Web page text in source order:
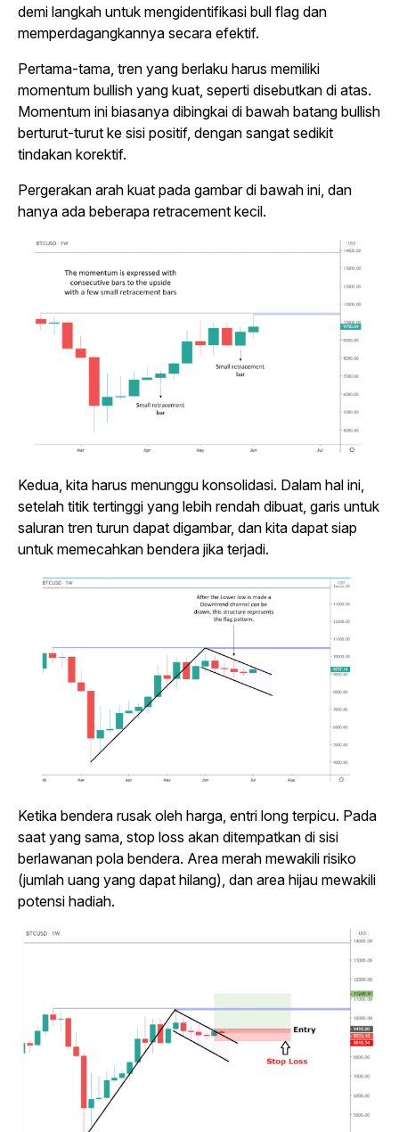
demi langkah untuk mengidentifikasi bull flag dan
memperdagangkannya secara efektif.
Pertama-tama, tren yang berlaku harus memiliki
momentum bullish yang kuat, seperti disebutkan di atas.
Momentum ini biasanya dibingkai di bawah batang bullish
berturut-turut ke sisi positif, dengan sangat sedikit
tindakan korektif.
Pergerakan arah kuat pada gambar di bawah ini, dan
hanya ada beberapa retracement kecil.
Kedua, kita harus menunggu konsolidasi. Dalam hal ini,
setelah titik tertinggi yang lebih rendah dibuat, garis untuk
saluran tren turun dapat digambar, dan kita dapat siap
untuk memecahkan bendera jika terjadi.
Ketika bendera rusak oleh harga, entri long terpicu. Pada
saat yang sama, stop loss akan ditempatkan di sisi
berlawanan pola bendera. Area merah mewakili risiko
(jumlah uang yang dapat hilang), dan area hijau mewakili
potensi hadiah.